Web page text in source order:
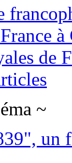
à
de
~
un